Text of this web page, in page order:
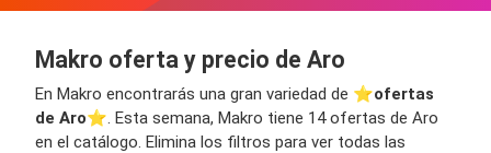
Makro oferta y precio de Aro
En Makro encontrarás una gran variedad de ⭐️ofertas
de Aro⭐️. Esta semana, Makro tiene 14 ofertas de Aro
en el catálogo. Elimina los filtros para ver todas las